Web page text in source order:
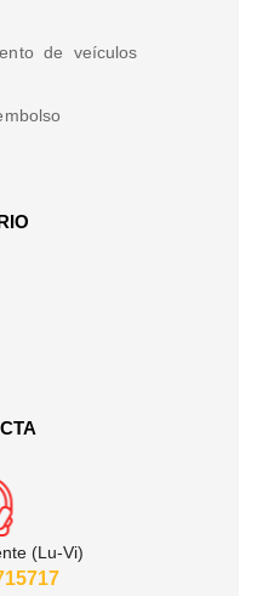
de veículos
(Lu-Vi)